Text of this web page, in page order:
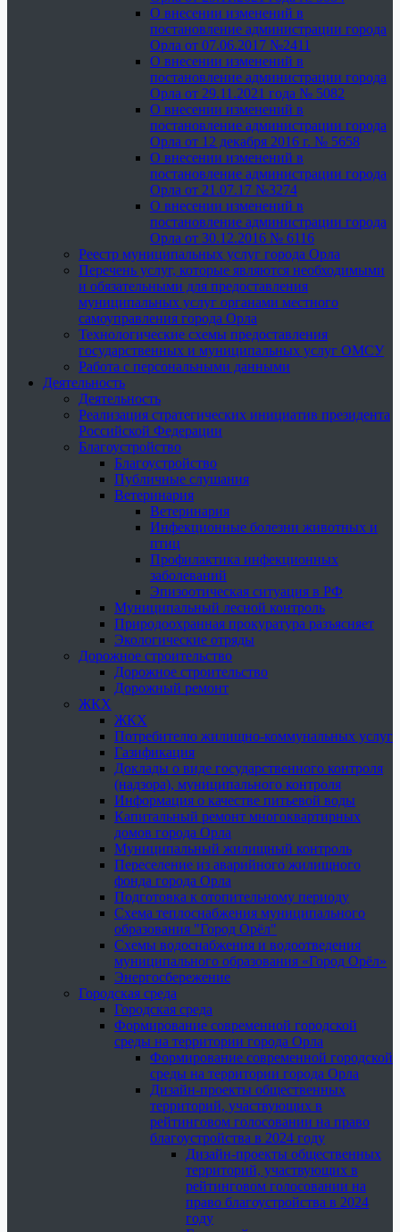
О внесении изменений в
постановление администрации города
Орла от 07.06.2017 №2411
О внесении изменений в
постановление администрации города
Орла от 29.11.2021 года № 5082
О внесении изменений в
постановление администрации города
Орла от 12 декабря 2016 г. № 5658
О внесении изменений в
постановление администрации города
Орла от 21.07.17 №3274
О внесении изменений в
постановление администрации города
Орла от 30.12.2016 № 6116
Реестр муниципальных услуг города Орла
Перечень услуг, которые являются необходимыми
и обязательными для предоставления
муниципальных услуг органами местного
самоуправления города Орла
Технологические схемы предоставления
государственных и муниципальных услуг ОМСУ
Работа с персональными данными
Деятельность
Деятельность
Реализация стратегических инициатив президента
Российской Федерации
Благоустройство
Благоустройство
Публичные слушания
Ветеринария
Ветеринария
Инфекционные болезни животных и
птиц
Профилактика инфекционных
заболеваний
Эпизоотическая ситуация в РФ
Муниципальный лесной контроль
Природоохранная прокуратура разъясняет
Экологические отряды
Дорожное строительство
Дорожное строительство
Дорожный ремонт
ЖКХ
ЖКХ
Потребителю жилищно-коммунальных услуг
Газификация
Доклады о виде государственного контроля
(надзора), муниципального контроля
Информация о качестве питьевой воды
Капитальный ремонт многоквартирных
домов города Орла
Муниципальный жилищный контроль
Переселение из аварийного жилищного
фонда города Орла
Подготовка к отопительному периоду
Схема теплоснабжения муниципального
образования "Город Орёл"
Схемы водоснабжения и водоотведения
муниципального образования «Город Орёл»
Энергосбережение
Городская среда
Городская среда
Формирование современной городской
среды на территории города Орла
Формирование современной городской
среды на территории города Орла
Дизайн-проекты общественных
территорий, участвующих в
рейтинговом голосовании на право
благоустройства в 2024 году
Дизайн-проекты общественных
территорий, участвующих в
рейтинговом голосовании на
право благоустройства в 2024
году